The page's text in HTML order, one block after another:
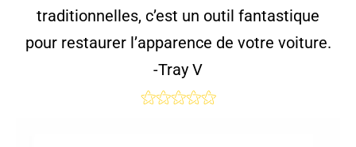
traditionnelles, c’est un outil fantastique
pour restaurer l’apparence de votre voiture.
-Tray V
⚝⚝⚝⚝⚝